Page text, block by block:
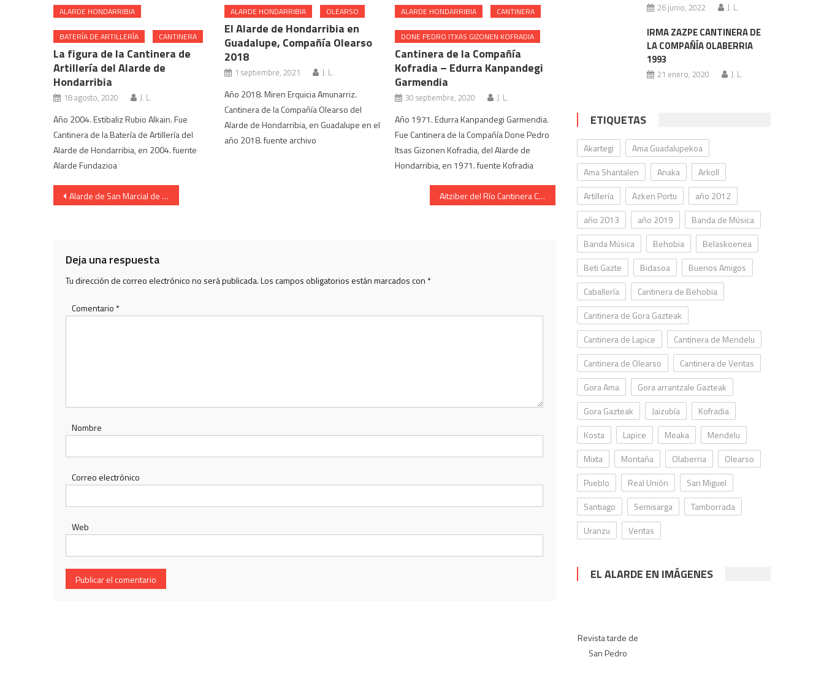
ALARDE HONDARRIBIA
BATERÍA DE ARTILLERÍA CANTINERA
La figura de la Cantinera de
Artillería del Alarde de
Hondarribia
18 agosto, 2020 J. L.
Año 2004. Estibaliz Rubio Alkain. Fue
Cantinera de la Batería de Artillería del
Alarde de Hondarribia, en 2004. fuente
Alarde Fundazioa
ALARDE HONDARRIBIA OLEARSO
El Alarde de Hondarribia en
Guadalupe, Compañía Olearso
2018
1 septiembre, 2021 J. L.
Año 2018. Miren Erquicia Amunarriz.
Cantinera de la Compañía Olearso del
Alarde de Hondarribia, en Guadalupe en el
año 2018. fuente archivo
ALARDE HONDARRIBIA CANTINERA
DONE PEDRO ITXAS GIZONEN KOFRADIA
Cantinera de la Compañía
Kofradia – Edurra Kanpandegi
Garmendia
30 septiembre, 2020 J. L.
Año 1971. Edurra Kanpandegi Garmendia.
Fue Cantinera de la Compañía Done Pedro
Itsas Gizonen Kofradia, del Alarde de
Hondarribia, en 1971. fuente Kofradia
Navegación
Alarde de San Marcial de Irun. Escolta de Caballeria. Aitziber del Río Cantinera Compañía Lapice presentación 2007
Deja una respuesta
Tu dirección de correo electrónico no será publicada.Los campos obligatorios están marcados con *
Comentario *
Nombre
Correo electrónico
Web
26 junio, 2022 J. L.
IRMA ZAZPE CANTINERA DE
LA COMPAÑÍA OLABERRIA
1993
21 enero, 2020 J. L.
ETIQUETAS
Akartegi
Ama Guadalupekoa
Ama Shantalen
Anaka
Arkoll
Artillería
Azken Portu
año 2012
año 2013
año 2019
Banda de Música
Banda Música
Behobia
Belaskoenea
Beti Gazte
Bidasoa
Buenos Amigos
Caballería
Cantinera de Behobia
Cantinera de Gora Gazteak
Cantinera de Lapice
Cantinera de Mendelu
Cantinera de Olearso
Cantinera de Ventas
Gora Ama
Gora arrantzale Gazteak
Gora Gazteak
Jaizubía
Kofradia
Kosta
Lapice Meaka
Mendelu
Mixta
Montaña Olaberria
Olearso
Pueblo
Real Unión
San Miguel
Santiago
Semisarga
Tamborrada
Uranzu
Ventas
EL ALARDE EN IMÁGENES
Revista tarde de
San Pedro